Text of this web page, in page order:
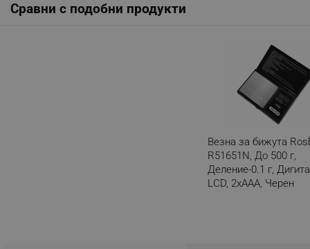
Сравни с подобни продукти
Везна за бижута
R51651N, До 500 г,
Деление-0.1 г,
LCD, 2xAAA, Черен
_sgf_session_id
_sgf_test_mode
_sgf_tracking